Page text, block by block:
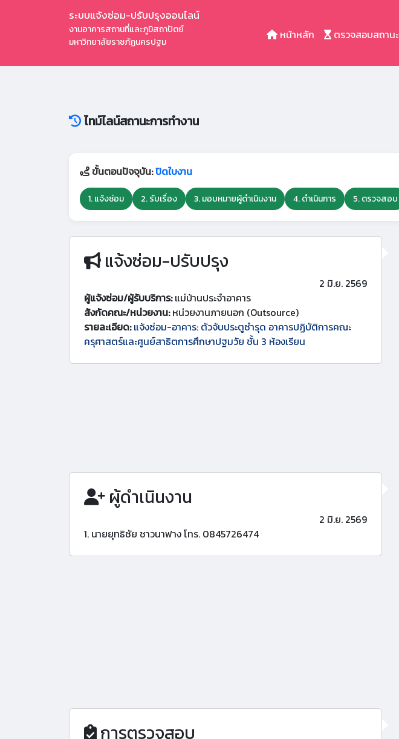
ระบบแจ้งซ่อม-ปรับปรุงออนไลน์
งานอาคารสถานที่และภูมิสถาปัตย์
มหาวิทยาลัยราชภัฏนครปฐม
หน้าหลัก ตรวจสอบสถานะ
ไทม์ไลน์สถานะการทำงาน
ขั้นตอนปัจจุบัน:ปิดใบงาน
1. แจ้งซ่อม 2. รับเรื่อง 3. มอบหมายผู้ดำเนินงาน 4. ดำเนินการ 5. ตรวจสอบ
แจ้งซ่อม-ปรับปรุง
2 มิ.ย. 2569
ผู้แจ้งซ่อม/ผู้รับบริการ:แม่บ้านประจำอาคาร
สังกัดคณะ/หน่วยงาน:หน่วยงานภายนอก (Outsource)
รายละเอียด: แจ้งซ่อม-อาคาร: ตัวจับประตูชำรุด อาคารปฏิบัติการคณะ
ครุศาสตร์และศูนย์สาธิตการศึกษาปฐมวัย ชั้น 3 ห้องเรียน
ผู้ดำเนินงาน
2 มิ.ย. 2569
1. นายยุทธิชัย ชาวนาฟาง โทร. 0845726474
การตรวจสอบ